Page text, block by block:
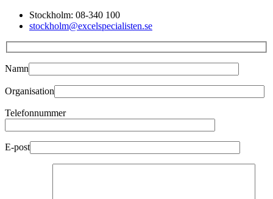
Stockholm: 08-340 100
stockholm@excelspecialisten.se
Namn
Organisation
Telefonnummer
E-post